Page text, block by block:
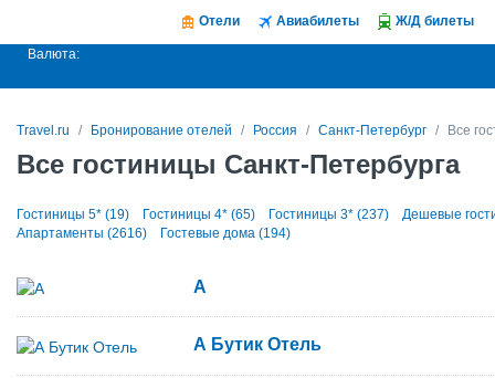
Отели Авиабилеты Ж/Д билеты
Валюта:
Travel.ru Бронирование отелей Россия Санкт-Петербург Все
Все гостиницы Санкт-Петербурга
Гостиницы 5* (19) Гостиницы 4* (65) Гостиницы 3* (237)
Дешевые
Апартаменты (2616)
Гостевые дома (194)
А
А Бутик Отель